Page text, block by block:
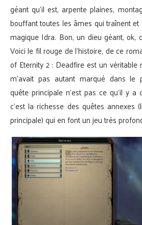
géant qu’il est, arpente plaines,
bouffant toutes les âmes qui traînent
magique Idra. Bon, un dieu géant, ok,
Voici le fil rouge de l’histoire, de ce
of Eternity 2 : Deadfire est un véritable
m’avait pas autant marqué dans le
quête principale n’est pas ce qu’il y
c’est la richesse des quêtes annexes
principale) qui en font un jeu très